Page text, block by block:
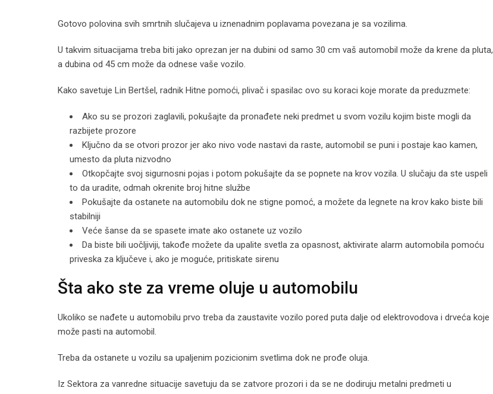
Gotovo polovina svih smrtnih slučajeva u iznenadnim poplavama povezana je sa vozilima.
U takvim situacijama treba biti jako oprezan jer na dubini od samo 30 cm vaš automobil može da krene da pluta,
a dubina od 45 cm može da odnese vaše vozilo.
Kako savetuje Lin Bertšel, radnik Hitne pomoći, plivač i spasilac ovo su koraci koje morate da preduzmete:
Ako su se prozori zaglavili, pokušajte da pronađete neki predmet u svom vozilu kojim biste mogli da
razbijete prozore
Ključno da se otvori prozor jer ako nivo vode nastavi da raste, automobil se puni i postaje kao kamen,
umesto da pluta nizvodno
Otkopčajte svoj sigurnosni pojas i potom pokušajte da se popnete na krov vozila. U slučaju da ste uspeli
to da uradite, odmah okrenite broj hitne službe
Pokušajte da ostanete na automobilu dok ne stigne pomoć, a možete da legnete na krov kako biste bili
stabilniji
Veće šanse da se spasete imate ako ostanete uz vozilo
Da biste bili uočljiviji, takođe možete da upalite svetla za opasnost, aktivirate alarm automobila pomoću
priveska za ključeve i, ako je moguće, pritiskate sirenu
Šta ako ste za vreme oluje u automobilu
Ukoliko se nađete u automobilu prvo treba da zaustavite vozilo pored puta dalje od elektrovodova i drveća koje
može pasti na automobil.
Treba da ostanete u vozilu sa upaljenim pozicionim svetlima dok ne prođe oluja.
Iz Sektora za vanredne situacije savetuju da se zatvore prozori i da se ne dodiruju metalni predmeti u